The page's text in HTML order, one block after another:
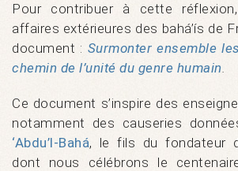
Pour contribuer à cette
affaires extérieures des bahá’ís de
document : Surmonter ensemble
chemin de l’unité du genre humain.
Ce document s’inspire des
notamment des causeries
‘Abdu’l-Bahá, le fils du fondateur
dont nous célébrons le